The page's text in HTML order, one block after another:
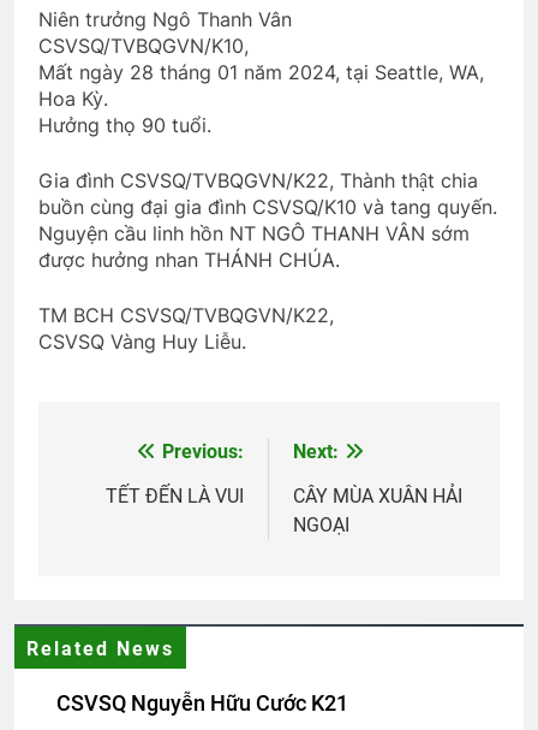
Phóng sự Ấp Bắc 1963
2 Years Ago
HÃY SẴN SÀNG! (Rabindranath
3 Years Ago
Tâm thư Tổng Hội Trưởng
3 Years Ago
Quân Kỳ – Quân Phục
SỐNG LÀ PHỤC VỤ (Rabindranath
Tagore)
3 Years Ago
Niên trưởng Ngô Thanh Vân
CSVSQ/TVBQGVN/K10,
Mất ngày 28 tháng 01 năm 2024, tại Seattle, WA,
Hoa Kỳ.
Hưởng thọ 90 tuổi.
Gia đình CSVSQ/TVBQGVN/K22, Thành thật chia
buồn cùng đại gia đình CSVSQ/K10 và tang quyến.
Nguyện cầu linh hồn NT NGÔ THANH VÂN sớm
được hưởng nhan THÁNH CHÚA.
TM BCH CSVSQ/TVBQGVN/K22,
CSVSQ Vàng Huy Liễu.
navigation
Previous:
TẾT ĐẾN LÀ VUI
Next:
CÂY MÙA XUÂN HẢI
NGOẠI
Related News
CSVSQ Nguyễn Hữu Cước K21